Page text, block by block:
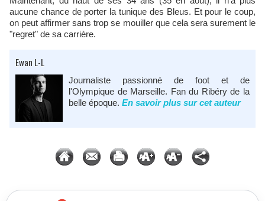
aucune chance de porter la tunique des Bleus. Et pour le coup,
on peut affirmer sans trop se mouiller que cela sera surement le
"regret" de sa carrière.
Ewan L-L
Journaliste passionné de foot et de
l'Olympique de Marseille. Fan du Ribéry de la
belle époque. En savoir plus sur cet auteur